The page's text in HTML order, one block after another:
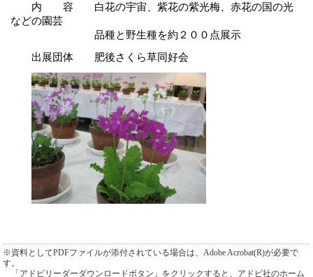
内 容 白花の宇宙、紫花の紫光梅、赤花の国の光
などの園芸
品種と野生種を約２００点展示
出展団体 肥後さくら草同好会
※資料としてPDFファイルが添付されている場合は、Adobe Acrobat(R)が必要で
す。
「アドビリーダーダウンロードボタン」をクリックすると、アドビ社のホーム